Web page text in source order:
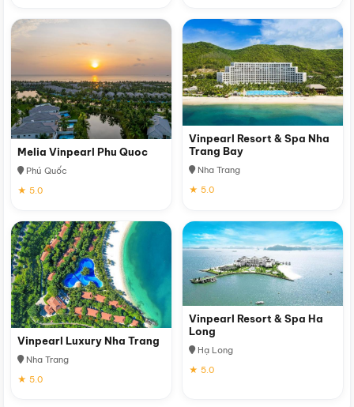
Melia Vinpearl Phu Quoc
Phú Quốc
★ 5.0
Vinpearl Resort & Spa Nha
Trang Bay
Nha Trang
★ 5.0
Vinpearl Luxury Nha Trang
Nha Trang
★ 5.0
Vinpearl Resort & Spa Ha
Long
Hạ Long
★ 5.0